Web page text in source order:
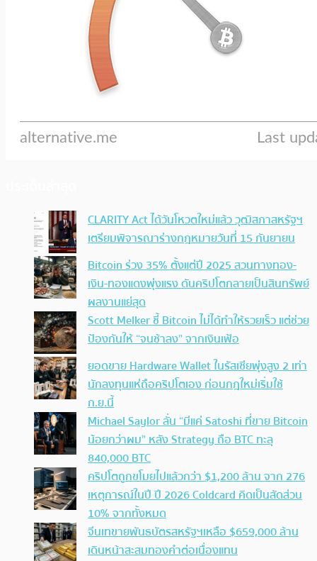
CLARITY Act ได้วันโหวตใหม่แล้ว วุฒิสภาสหรัฐฯ
เตรียมพิจารณาร่างกฎหมายวันที่ 15 กันยายน
Bitcoin ร่วง 35% ตั้งแต่ปี 2025 สวนทางทอง-
เงิน-ทองแดงพุ่งแรง ดันคริปโตกลายเป็นสินทรัพย์
ผลงานแย่สุด
Scott Melker ชี้ Bitcoin ไม่ได้ทำให้รวยเร็ว แต่ช่วย
ป้องกันให้ “จนช้าลง” จากเงินเฟ้อ
ยอดขาย Hardware Wallet ในรัสเซียพุ่งสูง 2 เท่า
นักลงทุนแห่ถือคริปโตเอง ก่อนกฎใหม่เริ่มใช้
ก.ย.นี้
Michael Saylor ลั่น “มีแค่ Satoshi ที่ขาย Bitcoin
น้อยกว่าผม” หลัง Strategy ถือ BTC ทะลุ
840,000 BTC
คริปโตถูกขโมยไปแล้วกว่า $1,200 ล้าน จาก 276
เหตุการณ์ในปี ปี 2026 Coldcard คิดเป็นสัดส่วน
10% จากทั้งหมด
จีนเทขายพันธบัตรสหรัฐฯเหลือ $659,000 ล้าน
เดินหน้าสะสมทองคำต่อเนื่องแทน